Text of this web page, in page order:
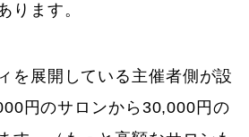
ります。
を展開している主催者側が設
円のサロンから30,000円の